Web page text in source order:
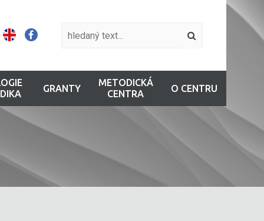
GRANTY
METODICKÁ
CENTRA
O CENTRU